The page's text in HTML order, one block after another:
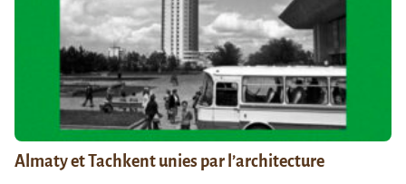
Almaty et Tachkent unies par l’architecture